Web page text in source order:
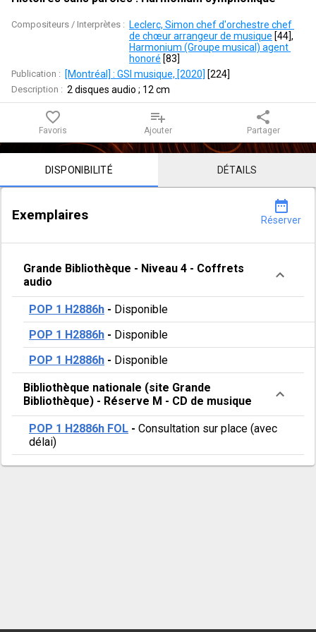
symphonique
Compositeurs / Interprètes : Leclerc, Simon chef d'orchestre chef
de chœur arrangeur de musique [44]
Harmonium (Groupe musical) agent
honoré [83]
Publication : [Montréal] : GSI musique, [2020] [224]
Description : 2 disques audio ; 12 cm
favorite_border
Favoris
playlist_add
Ajouter
share
Partager
Contenu de la notice
DISPONIBILITÉ DÉTAILS
Exemplaires
date_range
Réserver
Grande Bibliothèque - Niveau 4 - Coffrets
audio
POP 1 H2886h - Disponible
POP 1 H2886h - Disponible
POP 1 H2886h - Disponible
Bibliothèque nationale (site Grande
Bibliothèque) - Réserve M - CD de musique
POP 1 H2886h FOL - Consultation sur place (avec
délai)